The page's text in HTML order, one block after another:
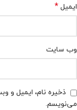
ایمیل *
وب‌ سایت
ذخیره نام، ایمیل و
می‌نویسم.